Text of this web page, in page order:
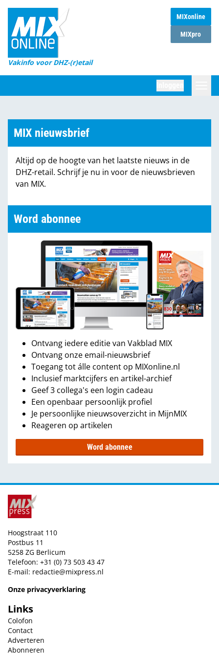
MIXonline
MIXpro
Vakinfo voor DHZ-(r)etail
Home
Magazines
DHZ Sessie
Marktcijfers
Partners
MIX nieuwsbrief
Altijd op de hoogte van het laatste nieuws in de
DHZ-retail. Schrijf je nu in voor de nieuwsbrieven
van MIX.
Word abonnee
Ontvang iedere editie van Vakblad MIX
Ontvang onze email-nieuwsbrief
Toegang tot álle content op MIXonline.nl
Inclusief marktcijfers en artikel-archief
Geef 3 collega's een login cadeau
Een openbaar persoonlijk profiel
Je persoonlijke nieuwsoverzicht in MijnMIX
Reageren op artikelen
Word abonnee
Hoogstraat 110
Postbus 11
5258 ZG Berlicum
Telefoon: +31 (0) 73 503 43 47
E-mail: redactie@mixpress.nl
Onze privacyverklaring
Links
Colofon
Contact
Adverteren
Abonneren